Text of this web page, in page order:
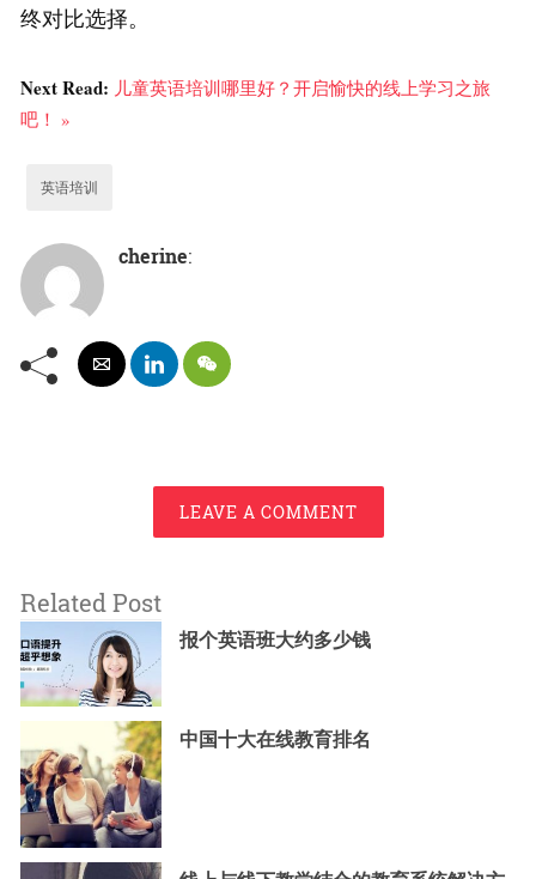
终对比选择。
Next Read: 儿童英语培训哪里好？开启愉快的线上学习之旅
吧！ »
英语培训
cherine:
LEAVE A COMMENT
Related Post
报个英语班大约多少钱
中国十大在线教育排名